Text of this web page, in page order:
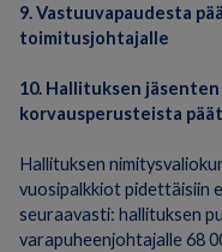
9. Vastuuvapaudesta
toimitusjohtajalle
10. Hallituksen
korvausperusteista
Hallituksen
vuosipalkkiot pidettäisiin
seuraavasti: hallituksen
varapuheenjohtajalle 68